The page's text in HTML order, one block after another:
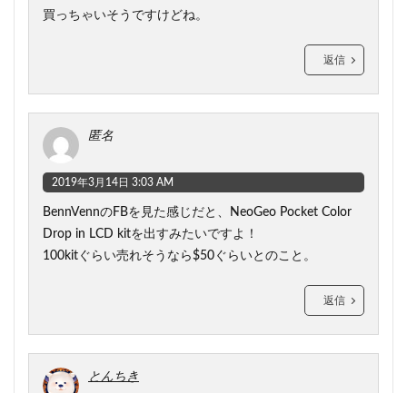
買っちゃいそうですけどね。
返信
匿名
2019年3月14日 3:03 AM
BennVennのFBを見た感じだと、NeoGeo Pocket Color
Drop in LCD kitを出すみたいですよ！
100kitぐらい売れそうなら$50ぐらいとのこと。
返信
とんちき